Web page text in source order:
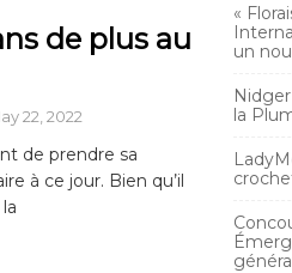
de plus au
22, 2022
de prendre sa
à ce jour. Bien qu’il
«
un
la